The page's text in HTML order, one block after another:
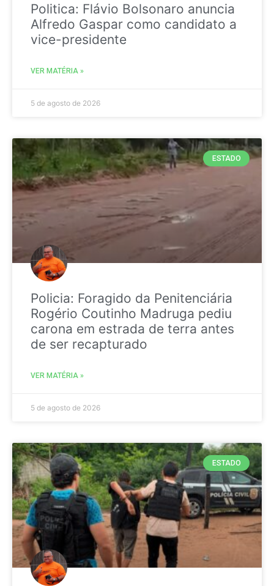
Politica: Flávio Bolsonaro anuncia
Alfredo Gaspar como candidato a
vice-presidente
VER MATÉRIA »
5 de agosto de 2026
ESTADO
Policia: Foragido da Penitenciária
Rogério Coutinho Madruga pediu
carona em estrada de terra antes
de ser recapturado
VER MATÉRIA »
5 de agosto de 2026
ESTADO